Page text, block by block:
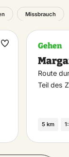
Missbrauch
Maak
Gehen
Route
Teil des
5 km